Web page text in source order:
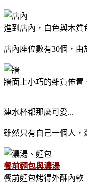
進到店內，白色與木質
店內座位數有30個，
牆面上小巧的雜貨佈置
連水杯都那麼可愛...
雖然只有自己一個人，
餐前麵包與濃湯
餐前麵包烤得外酥內